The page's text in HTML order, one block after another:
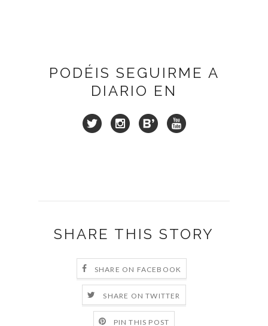
PODÉIS SEGUIRME A
DIARIO EN
SHARE THIS STORY
SHARE ON FACEBOOK
SHARE ON TWITTER
PIN THIS POST